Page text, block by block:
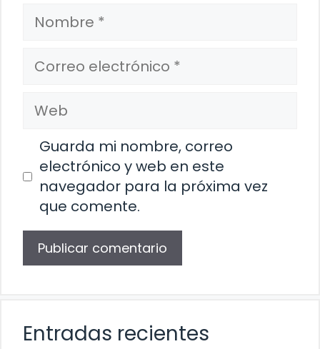
Nombre
Correo
electrónico
Web
Guarda mi nombre, correo
electrónico y web en este
navegador para la próxima vez
que comente.
Entradas recientes